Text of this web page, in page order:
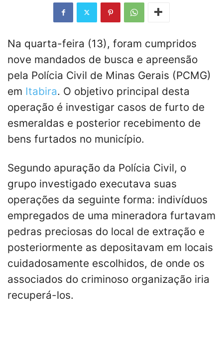
Na quarta-feira (13), foram cumpridos
nove mandados de busca e apreensão
pela Polícia Civil de Minas Gerais (PCMG)
em Itabira. O objetivo principal desta
operação é investigar casos de furto de
esmeraldas e posterior recebimento de
bens furtados no município.
Segundo apuração da Polícia Civil, o
grupo investigado executava suas
operações da seguinte forma: indivíduos
empregados de uma mineradora furtavam
pedras preciosas do local de extração e
posteriormente as depositavam em locais
cuidadosamente escolhidos, de onde os
associados do criminoso organização iria
recuperá-los.